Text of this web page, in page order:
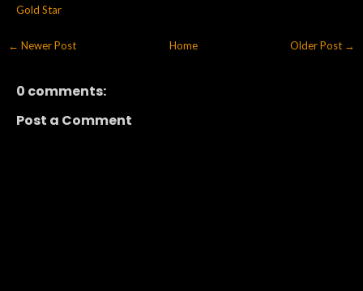
Gold Star
← Newer Post Older Post →
Home
0 comments:
Post a Comment